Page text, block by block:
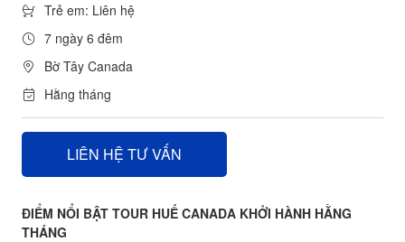
Trẻ em: Liên hệ
7 ngày 6 đêm
Bờ Tây Canada
Hằng tháng
LIÊN HỆ TƯ VẤN
ĐIỂM NỔI BẬT TOUR HUẾ CANADA KHỞI HÀNH HẰNG
THÁNG